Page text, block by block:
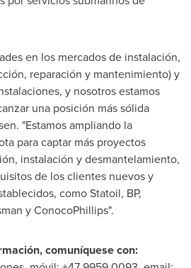
en los mercados de instalación,
reparación y mantenimiento) y
y nosotros estamos
una posición más sólida
"Estamos ampliando la
para captar más proyectos
instalación y desmantelamiento,
de los clientes nuevos y
como Statoil, BP,
y ConocoPhillips".
comuníquese con: